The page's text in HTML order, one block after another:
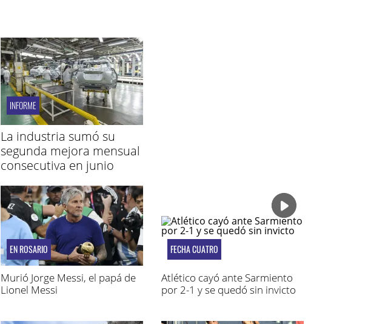
INFORME
La industria sumó su
segunda mejora mensual
consecutiva en junio
EN ROSARIO
Murió Jorge Messi, el papá de
Lionel Messi
FECHA CUATRO
Atlético cayó ante Sarmiento
por 2-1 y se quedó sin invicto